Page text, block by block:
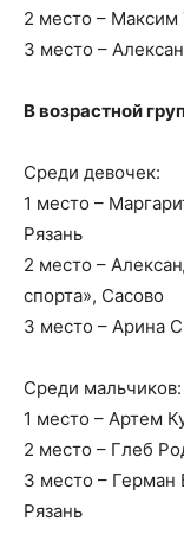
2 место –
3 место –
В возрастной
Среди девочек:
1 место –
Рязань
2 место –
спорта», Сасово
3 место – Арина
Среди мальчиков:
1 место – Артем
2 место – Глеб
3 место –
Рязань